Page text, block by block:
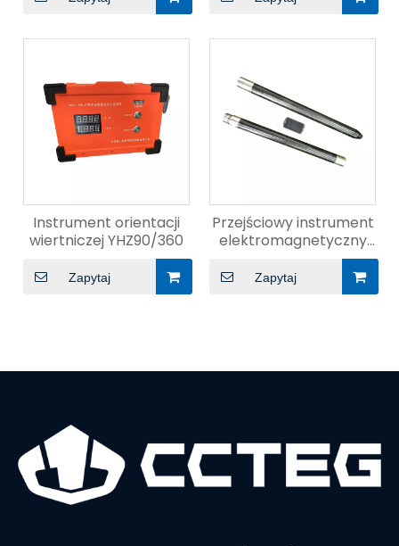
MIMURIINGOWY
Instrument orientacji
wiertniczej YHZ90/360
Zapytaj
Przejściowy instrument
elektromagnetyczny
odwiertu YCSZ
Zapytaj